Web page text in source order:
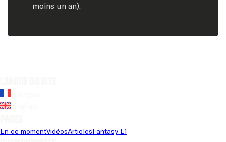
moins un an).
En ce momentVidéosArticlesFantasy L1